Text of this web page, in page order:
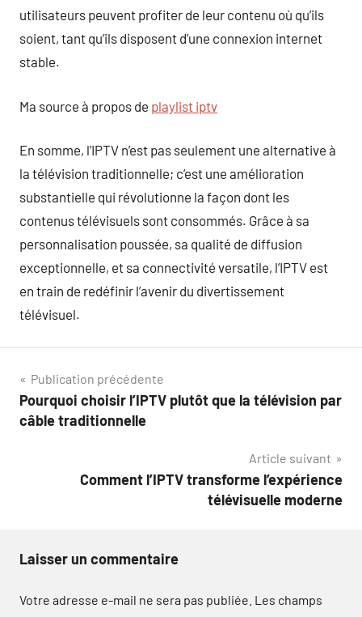
utilisateurs peuvent profiter de leur contenu où qu’ils
soient, tant qu’ils disposent d’une connexion internet
stable.
Ma source à propos de playlist iptv
En somme, l’IPTV n’est pas seulement une alternative à
la télévision traditionnelle; c’est une amélioration
substantielle qui révolutionne la façon dont les
contenus télévisuels sont consommés. Grâce à sa
personnalisation poussée, sa qualité de diffusion
exceptionnelle, et sa connectivité versatile, l’IPTV est
en train de redéfinir l’avenir du divertissement
télévisuel.
Navigation
de
Publication précédente
Pourquoi choisir l’IPTV plutôt que la télévision par
câble traditionnelle
Article suivant
Comment l’IPTV transforme l’expérience
télévisuelle moderne
Laisser un commentaire
Votre adresse e-mail ne sera pas publiée. Les champs